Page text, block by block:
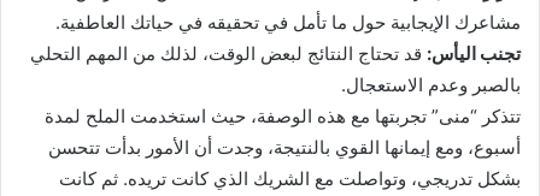
مشاعرك الإيجابية حول ما تأمل في تحقيقه في حياتك العاطفية.
تجنب اليأس: قد تحتاج النتائج لبعض الوقت، لذلك من المهم التحلي
بالصبر وعدم الاستعجال.
تتذكر “منى” تجربتها مع هذه الوصفة، حيث استخدمت الملح لمدة
أسبوع، ومع إيمانها القوي بالنتيجة، وجدت أن الأمور بدأت تتحسن
بشكل تدريجي، وتواصلت مع الشريك الذي كانت تريده. ثم كانت